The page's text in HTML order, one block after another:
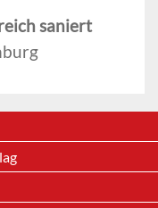
saniert